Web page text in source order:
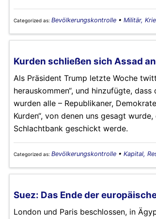
Categorized as: Bevölkerungskontrolle • Militär,
Kurden schließen sich Assad
Als Präsident Trump letzte Woche
herauskommen“, und hinzufügte,
wurden alle – Republikaner,
Kurden“, von denen uns gesagt
Schlachtbank geschickt werde.
Categorized as: Bevölkerungskontrolle • Kapital,
Suez: Das Ende der
London und Paris beschlossen, in